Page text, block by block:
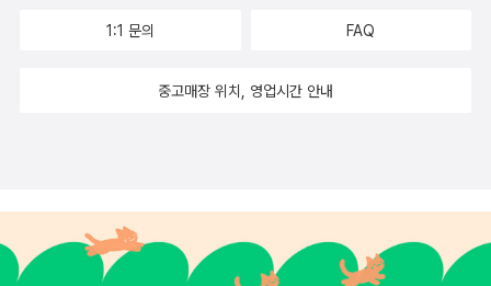
밖에 못 돼. 그러다가 깃든 모체가 죽으면 다른 인간을 찾을
는 새로운 생을 찾을 수도 있는 귀들이 인간에게 잡혀 쓸데
1:1 문의 FAQ
중고매장 위치, 영업시간 안내